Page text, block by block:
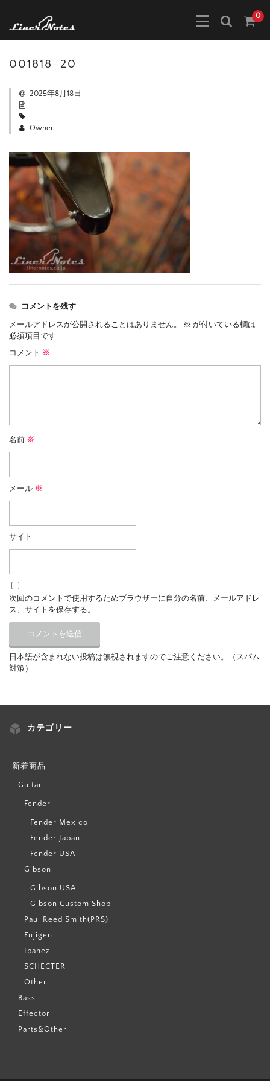
0
001818–20
2025年8月18日
Owner
コメントを残す
メールアドレスが公開されることはありません。 ※ が付いている欄は
必須項目です
コメント ※
名前 ※
メール ※
サイト
次回のコメントで使用するためブラウザーに自分の名前、メールアドレ
ス、サイトを保存する。
日本語が含まれない投稿は無視されますのでご注意ください。（スパム
対策）
カテゴリー
新着商品
Guitar
Fender
Fender Mexico
Fender Japan
Fender USA
Gibson
Gibson USA
Gibson Custom Shop
Paul Reed Smith(PRS)
Fujigen
Ibanez
SCHECTER
Other
Bass
Effector
Parts&Other